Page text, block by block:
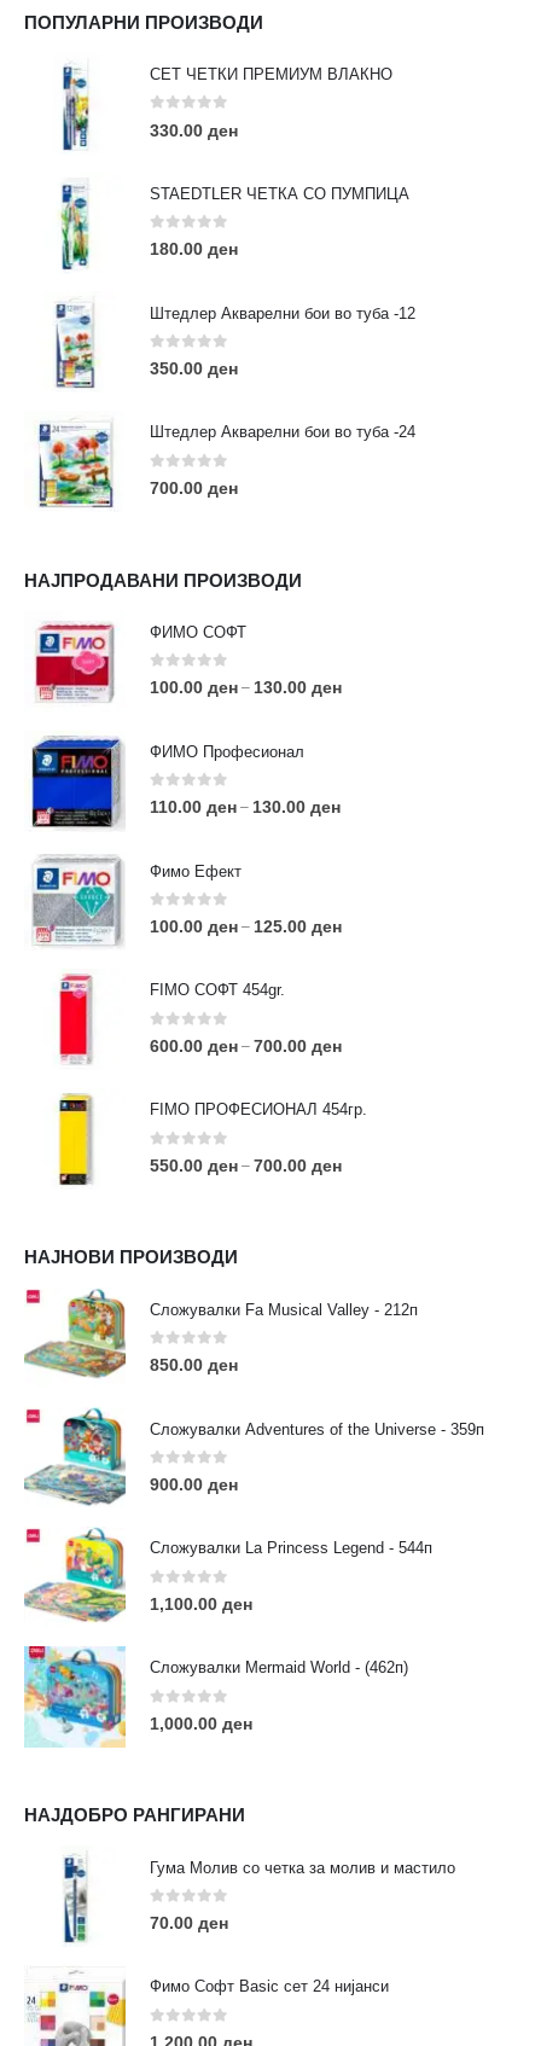
ПОПУЛАРНИ ПРОИЗВОДИ
СЕТ ЧЕТКИ ПРЕМИУМ ВЛАКНО
0 out of 5
330.00 ден
STAEDTLER ЧЕТКА СО ПУМПИЦА
0 out of 5
180.00 ден
Штедлер Акварелни бои во туба -12
0out of 5
350.00 ден
Штедлер Акварелни бои во туба -24
0out of 5
700.00 ден
НАЈПРОДАВАНИ ПРОИЗВОДИ
ФИМО СОФТ
0 out of 5
100.00 ден – 130.00 ден
ФИМО Професионал
0out of 5
110.00 ден – 130.00 ден
Фимо Ефект
0 out of 5
100.00 ден – 125.00 ден
FIMO СОФТ 454gr.
0out of 5
600.00 ден – 700.00 ден
FIMO ПРОФЕСИОНАЛ 454гр.
0out of 5
550.00 ден – 700.00 ден
НАЈНОВИ ПРОИЗВОДИ
Сложувалки Fa Musical Valley - 212п
0out of 5
850.00 ден
Сложувалки Adventures of the Universe - 359п
0out of 5
900.00 ден
Сложувалки La Princess Legend - 544п
0 out of 5
1,100.00 ден
Сложувалки Mermaid World - (462п)
0 out of 5
1,000.00 ден
НАЈДОБРО РАНГИРАНИ
Гума Молив со четка за молив и мастило
0out of 5
70.00 ден
Фимо Софт Basic сет 24 нијанси
0 out of 5
АДРЕСА:
ул. 3та Македонска Бригада бр.46
ТЕЛЕФОН:
0038977640534
contact@moehobi.mk
РАБОТНО ВРЕМЕ:
Пон - Саб / 09:00 - 21:00
ЛИНКОВИ
Услови за користење
Големопродажба
Кариера
За нас
Нашите локации
ПОПУЛАРНИ ТАГОВИ
eurodanvest FIMO Креативни Сетови
markers
rapitografi sketch staedtler